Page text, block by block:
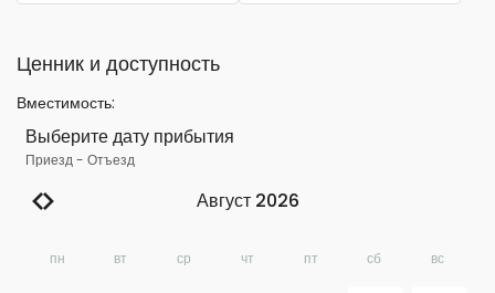
Ценник и доступность
Вместимость:
Выберите дату прибытия
Приезд- Отъезд
Август 2026
пн вт ср чт пт сб вс